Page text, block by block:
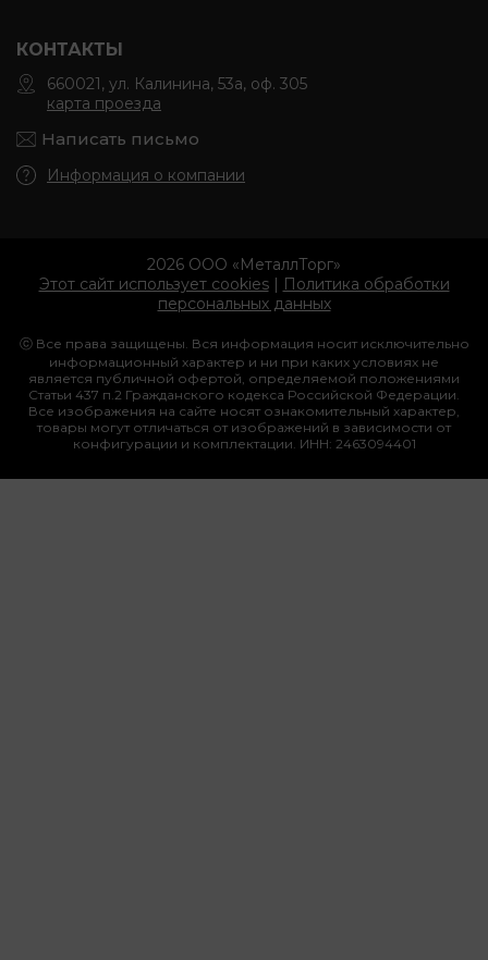
КОНТАКТЫ
660021, ул. Калинина, 53а, оф. 305
карта проезда
Написать письмо
Информация о компании
2026 ООО «МеталлТорг»
Этот сайт использует cookies| Политика обработки
персональных данных
ⓒ Все права защищены. Вся информация носит исключительно
информационный характер и ни при каких условиях не
является публичной офертой, определяемой положениями
Статьи 437 п.2 Гражданского кодекса Российской Федерации.
Все изображения на сайте носят ознакомительный характер,
товары могут отличаться от изображений в зависимости от
конфигурации и комплектации. ИНН: 2463094401